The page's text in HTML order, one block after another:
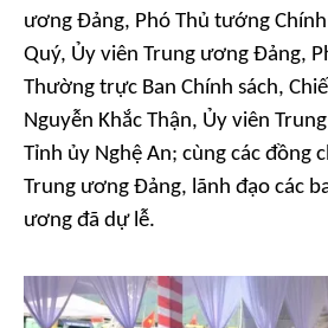
ương Đảng, Phó Thủ tướng
Quý, Ủy viên Trung ương Đảng,
Thường trực Ban Chính sách,
Nguyễn Khắc Thận, Ủy viên
Tỉnh ủy Nghệ An; cùng các đồng
Trung ương Đảng, lãnh đạo các
ương đã dự lễ.